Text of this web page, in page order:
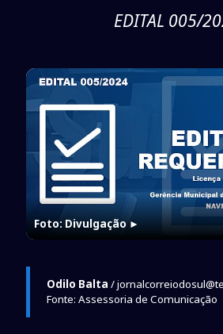
EDITAL 005/
Foto: Divulgação►
Odilo Balta /
Fonte: Assessoria de Comunicação